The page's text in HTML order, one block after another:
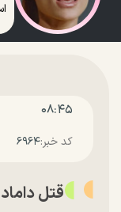
۰۸:۴۵
کد خبر:۶۹۶۴
قتل